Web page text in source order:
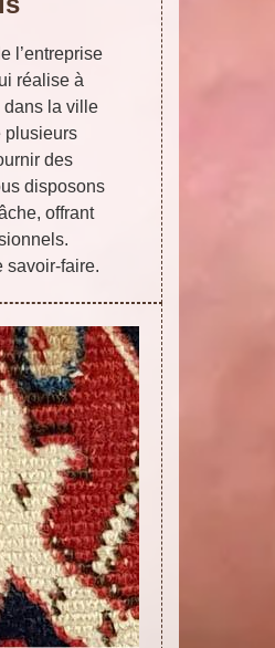
l’entreprise
réalise à
dans la ville
plusieurs
des
disposons
offrant
savoir-faire.